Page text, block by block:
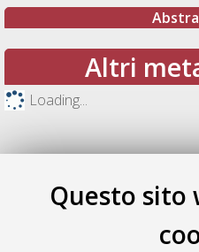
Questo sito
Altri
Loading...